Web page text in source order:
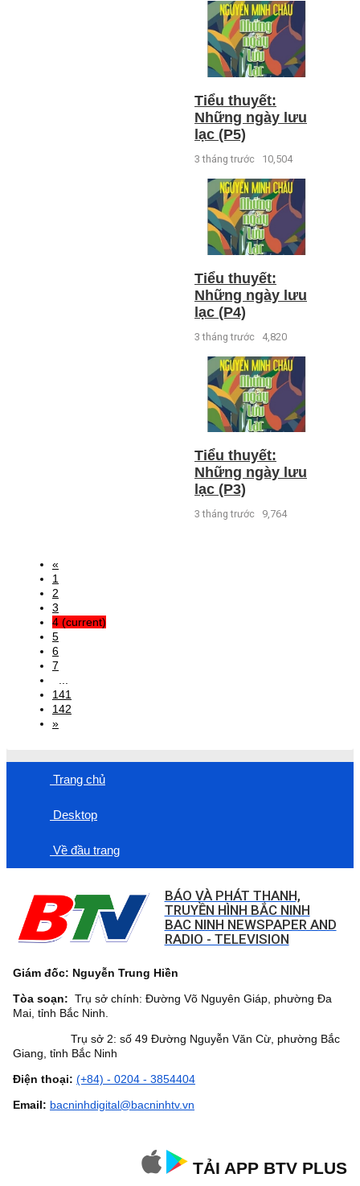
Tiểu thuyết:
Những ngày lưu
lạc (P5)
3 tháng trước 10,504
Tiểu thuyết:
Những ngày lưu
lạc (P4)
3 tháng trước 4,820
Tiểu thuyết:
Những ngày lưu
lạc (P3)
3 tháng trước 9,764
«
1
2
3
4 (current)
5
6
7
141
142
»
Trang chủ
Desktop
Về đầu trang
BÁO VÀ PHÁT THANH,
TRUYỀN HÌNH BẮC NINH
BAC NINH NEWSPAPER AND
RADIO - TELEVISION
Giám đốc: Nguyễn Trung Hiền
Tòa soạn: Trụ sở chính: Đường Võ Nguyên Giáp, phường Đa
Mai, tỉnh Bắc Ninh.
Trụ sở 2: số 49 Đường Nguyễn Văn Cừ, phường Bắc
Giang, tỉnh Bắc Ninh
Điện thoại: (+84) - 0204 - 3854404
Email: bacninhdigital@bacninhtv.vn
TẢI APP BTV PLUS